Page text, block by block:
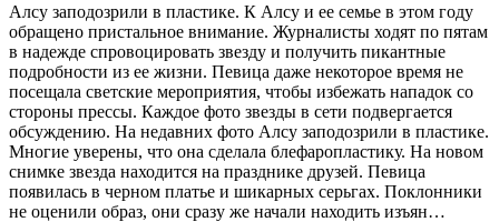
Алсу заподозрили в пластике. К Алсу и ее семье в этом году
обращено пристальное внимание. Журналисты ходят по пятам
в надежде спровоцировать звезду и получить пикантные
подробности из ее жизни. Певица даже некоторое время не
посещала светские мероприятия, чтобы избежать нападок со
стороны прессы. Каждое фото звезды в сети подвергается
обсуждению. На недавних фото Алсу заподозрили в пластике.
Многие уверены, что она сделала блефаропластику. На новом
снимке звезда находится на празднике друзей. Певица
появилась в черном платье и шикарных серьгах. Поклонники
не оценили образ, они сразу же начали находить изъян…